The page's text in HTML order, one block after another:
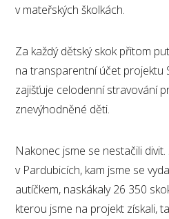
v mateřských školkách.
Za každý dětský skok přitom
na transparentní účet projektu
zajišťuje celodenní stravování
znevýhodněné děti.
Nakonec jsme se nestačili divit.
v Pardubicích, kam jsme se
autíčkem, naskákaly 26 350
kterou jsme na projekt získali,